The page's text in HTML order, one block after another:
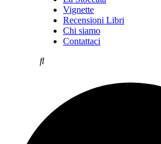
Vignette
Recensioni Libri
Chi siamo
Contattaci